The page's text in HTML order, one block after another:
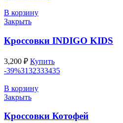
В корзину
Закрыть
Кроссовки INDIGO KIDS
3,200 ₽ Купить
-39%3132333435
В корзину
Закрыть
Кроссовки Котофей